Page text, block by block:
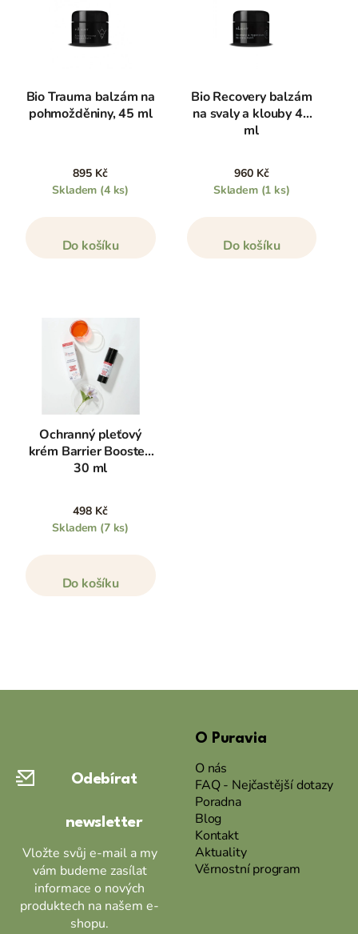
Bio Trauma balzám na
pohmožděniny, 45 ml
895 Kč
Skladem (4 ks)
Do košíku
Bio Recovery balzám
na svaly a klouby 45
ml
960 Kč
Skladem (1 ks)
Do košíku
Ochranný pleťový
krém Barrier Booster,
30 ml
498 Kč
Skladem (7 ks)
Do košíku
Odebírat
newsletter
Vložte svůj e-mail a my
vám budeme zasílat
informace o nových
produktech na našem e-
shopu.
O Puravia
O nás
FAQ - Nejčastější dotazy
Poradna
Blog
Kontakt
Aktuality
Věrnostní program